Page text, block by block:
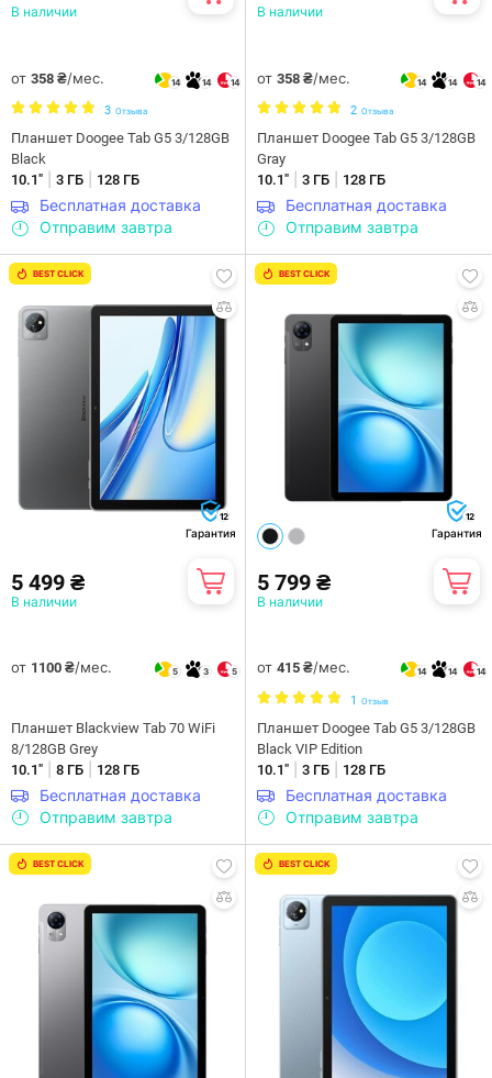
В наличии
от 358 ₴/мес. 14 14 14
3 Отзыва
Планшет Doogee Tab G5 3/128GB
Black
10.1"
3 ГБ 128 ГБ
Бесплатная доставка
Отправим завтра
В наличии
от 358 ₴/мес. 14 14 14
2 Отзыва
Планшет Doogee Tab G5 3/128GB
Gray
10.1"
3 ГБ 128 ГБ
Бесплатная доставка
Отправим завтра
BEST CLICK
12
Гарантия
5 499 ₴
В наличии
от 1100 ₴/мес. 5 3 5
Планшет Blackview Tab 70 WiFi
8/128GB Grey
10.1"
8 ГБ 128 ГБ
Бесплатная доставка
Отправим завтра
BEST CLICK
12
Гарантия
5 799 ₴
В наличии
от 415 ₴/мес. 14 14 14
1 Отзыв
Планшет Doogee Tab G5 3/128GB
Black VIP Edition
10.1"
3 ГБ 128 ГБ
Бесплатная доставка
Отправим завтра
BEST CLICK BEST CLICK